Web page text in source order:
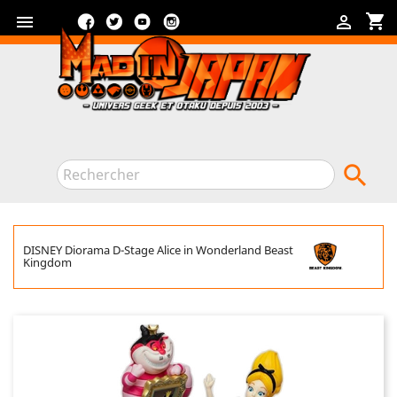
 shopping_cart

FacebookTwitterYouTube

DISNEY Diorama D-Stage Alice in Wonderland Beast
Kingdom